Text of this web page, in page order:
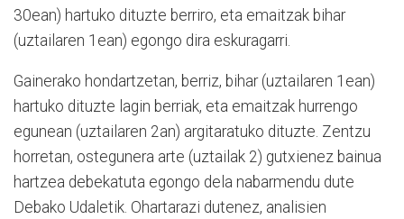
30ean) hartuko dituzte berriro, eta emaitzak bihar
(uztailaren 1ean) egongo dira eskuragarri.
Gainerako hondartzetan, berriz, bihar (uztailaren 1ean)
hartuko dituzte lagin berriak, eta emaitzak hurrengo
egunean (uztailaren 2an) argitaratuko dituzte. Zentzu
horretan, ostegunera arte (uztailak 2) gutxienez bainua
hartzea debekatuta egongo dela nabarmendu dute
Debako Udaletik. Ohartarazi dutenez, analisien